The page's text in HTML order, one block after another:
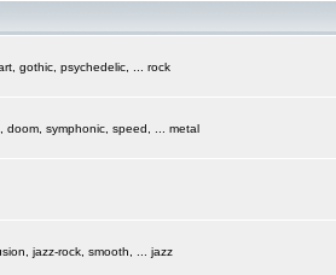
gothic, psychedelic, ... rock
doom, symphonic, speed, ... metal
jazz-rock, smooth, ... jazz